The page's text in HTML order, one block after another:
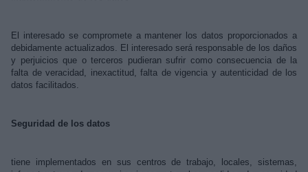
El interesado se compromete a mantener los datos proporcionados a
debidamente actualizados. El interesado será responsable de los daños
y perjuicios que o terceros pudieran sufrir como consecuencia de la
falta de veracidad, inexactitud, falta de vigencia y autenticidad de los
datos facilitados.
Seguridad de los datos
tiene implementados en sus centros de trabajo, locales, sistemas,